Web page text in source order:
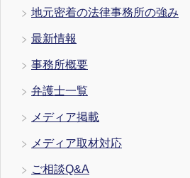
地元密着の法律事務所の強み
最新情報
事務所概要
弁護士一覧
メディア掲載
メディア取材対応
ご相談Q&A